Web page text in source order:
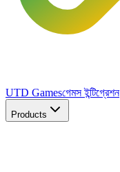
UTD Gamesগেমস ইন্টিগ্রেশন
Products